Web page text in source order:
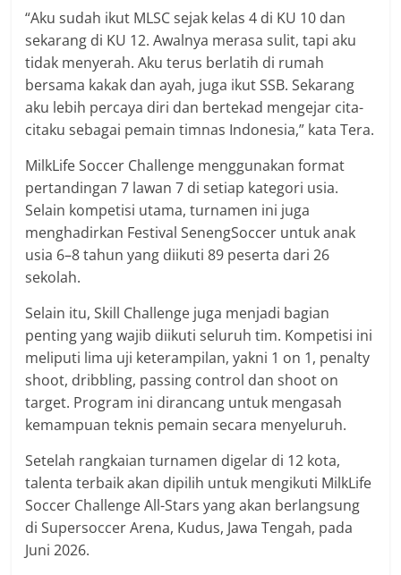
“Aku sudah ikut MLSC sejak kelas 4 di KU 10 dan
sekarang di KU 12. Awalnya merasa sulit, tapi aku
tidak menyerah. Aku terus berlatih di rumah
bersama kakak dan ayah, juga ikut SSB. Sekarang
aku lebih percaya diri dan bertekad mengejar cita-
citaku sebagai pemain timnas Indonesia,” kata Tera.
MilkLife Soccer Challenge menggunakan format
pertandingan 7 lawan 7 di setiap kategori usia.
Selain kompetisi utama, turnamen ini juga
menghadirkan Festival SenengSoccer untuk anak
usia 6–8 tahun yang diikuti 89 peserta dari 26
sekolah.
Selain itu, Skill Challenge juga menjadi bagian
penting yang wajib diikuti seluruh tim. Kompetisi ini
meliputi lima uji keterampilan, yakni 1 on 1, penalty
shoot, dribbling, passing control dan shoot on
target. Program ini dirancang untuk mengasah
kemampuan teknis pemain secara menyeluruh.
Setelah rangkaian turnamen digelar di 12 kota,
talenta terbaik akan dipilih untuk mengikuti MilkLife
Soccer Challenge All-Stars yang akan berlangsung
di Supersoccer Arena, Kudus, Jawa Tengah, pada
Juni 2026.